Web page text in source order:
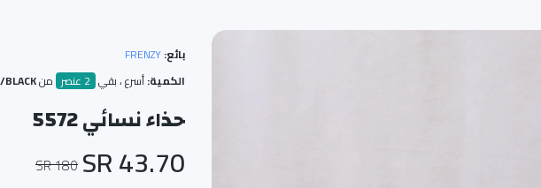
بائع:FRENZY
الكمية:أسرع ، بقي 2 عنصر منBLACK/اسود / 37
حذاء نسائي 5572
43.70 SR
180 SR